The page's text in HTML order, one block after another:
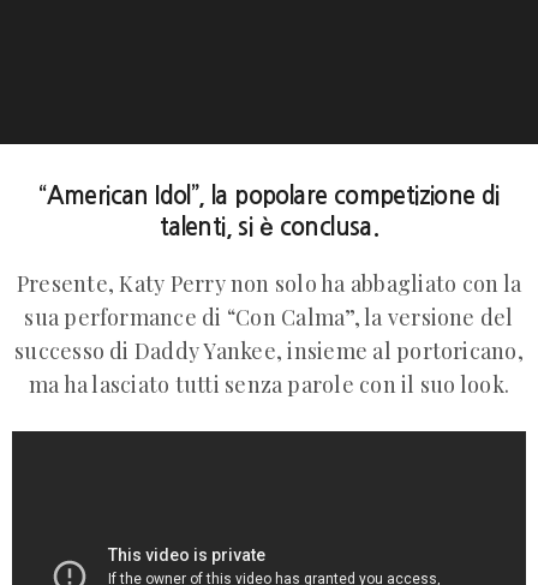
“American Idol”, la popolare competizione di
talenti, si è conclusa.
Presente, Katy Perry non solo ha abbagliato con la
sua performance di “Con Calma”, la versione del
successo di Daddy Yankee, insieme al portoricano,
ma ha lasciato tutti senza parole con il suo look.